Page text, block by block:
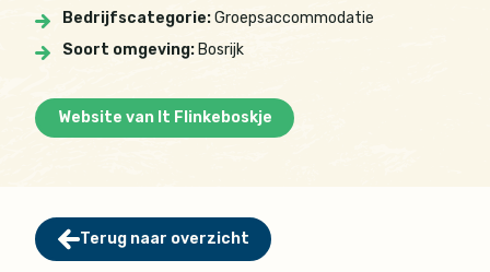
Bedrijfscategorie:Groepsaccommodatie
Soort omgeving: Bosrijk
Website van It Flinkeboskje
Terug naar overzicht